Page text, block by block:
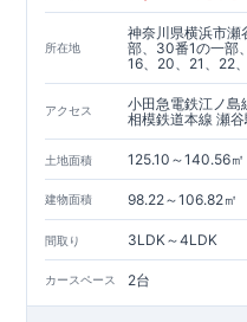
所在地
神奈川県横浜市
部、30番1の一部
16、20、21、22
アクセス
小田急電鉄江ノ島
相模鉄道本線 瀬
土地面積 125.10～140.56㎡
建物面積 98.22～106.82㎡
間取り 3LDK～4LDK
カースペース 2台